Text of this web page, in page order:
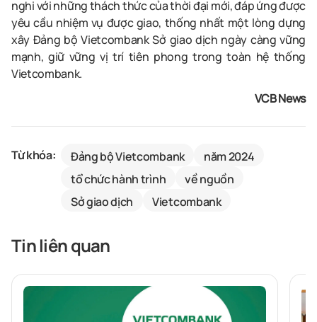
nghi với những thách thức của thời đại mới, đáp ứng được
yêu cầu nhiệm vụ được giao, thống nhất một lòng dựng
xây Đảng bộ Vietcombank Sở giao dịch ngày càng vững
mạnh, giữ vững vị trí tiên phong trong toàn hệ thống
Vietcombank.
VCB News
Từ khóa: Đảng bộ Vietcombank
năm 2024
tổ chức hành trình
về nguồn
Sở giao dịch
Vietcombank
Tin liên quan